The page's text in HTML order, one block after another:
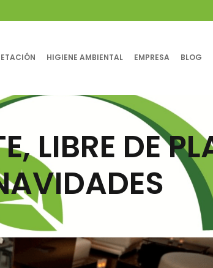
HIGIENE AMBIENTAL EMPRESA BLOG
LIBRE DE